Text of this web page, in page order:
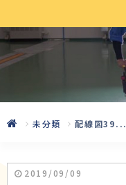
未分類 配線図39...
2019/09/09